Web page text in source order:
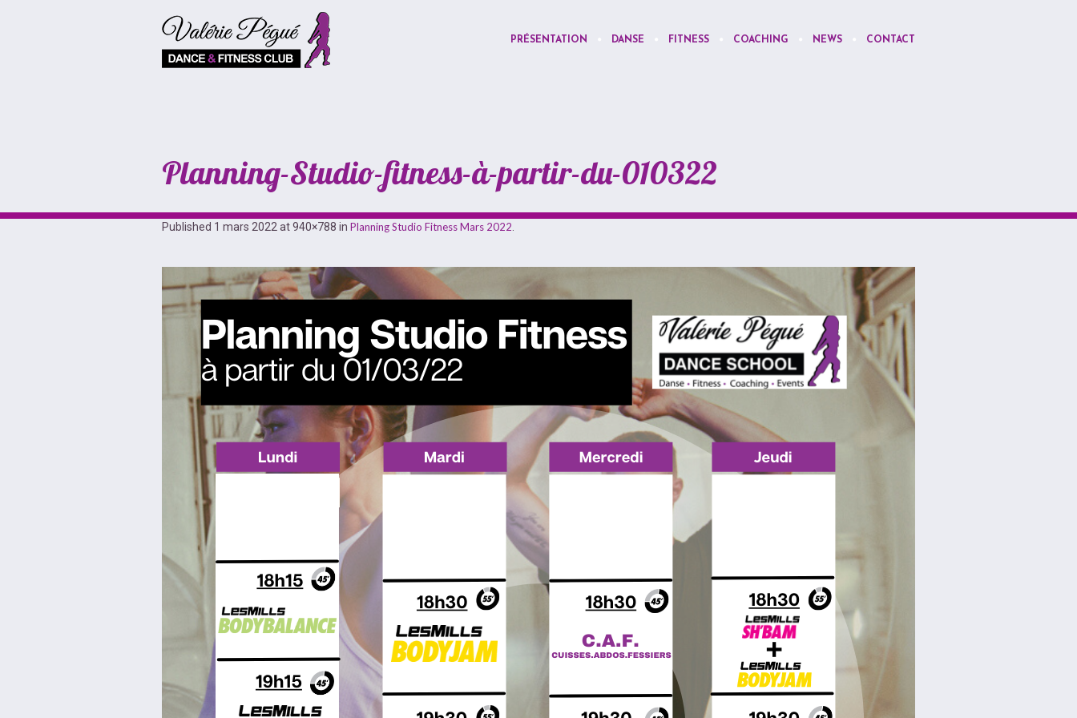
PRÉSENTATION DANSE FITNESS COACHING NEWS CONTACT
Planning-Studio-fitness-à-partir-du-010322
Published 1 mars 2022 at 940×788 in Planning Studio Fitness Mars 2022